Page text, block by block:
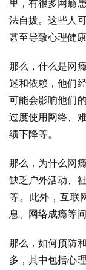
里，有很多网瘾
法自拔。这些人
甚至导致心理健康
那么，什么是网
迷和依赖，他们
可能会影响他们
过度使用网络、
绩下降等。
那么，为什么网
缺乏户外活动、
等。此外，互联
息、网络成瘾等问
那么，如何预防
多，其中包括心